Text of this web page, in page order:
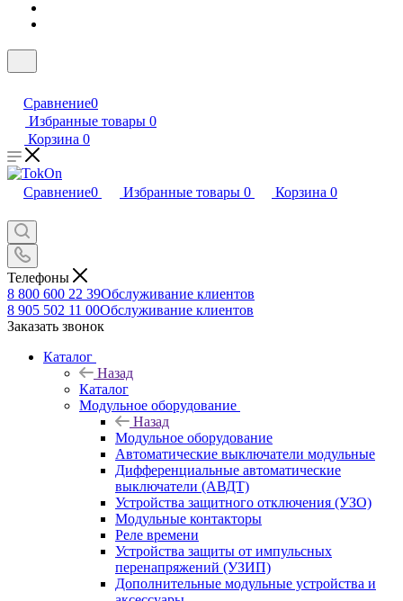
Сравнение0
Избранные товары 0
Корзина 0
Сравнение0 Избранные товары 0 Корзина 0
Телефоны
8 800 600 22 39Обслуживание клиентов
8 905 502 11 00Обслуживание клиентов
Заказать звонок
Каталог
Назад
Каталог
Модульное оборудование
Назад
Модульное оборудование
Автоматические выключатели модульные
Дифференциальные автоматические
выключатели (АВДТ)
Устройства защитного отключения (УЗО)
Модульные контакторы
Реле времени
Устройства защиты от импульсных
перенапряжений (УЗИП)
Дополнительные модульные устройства и